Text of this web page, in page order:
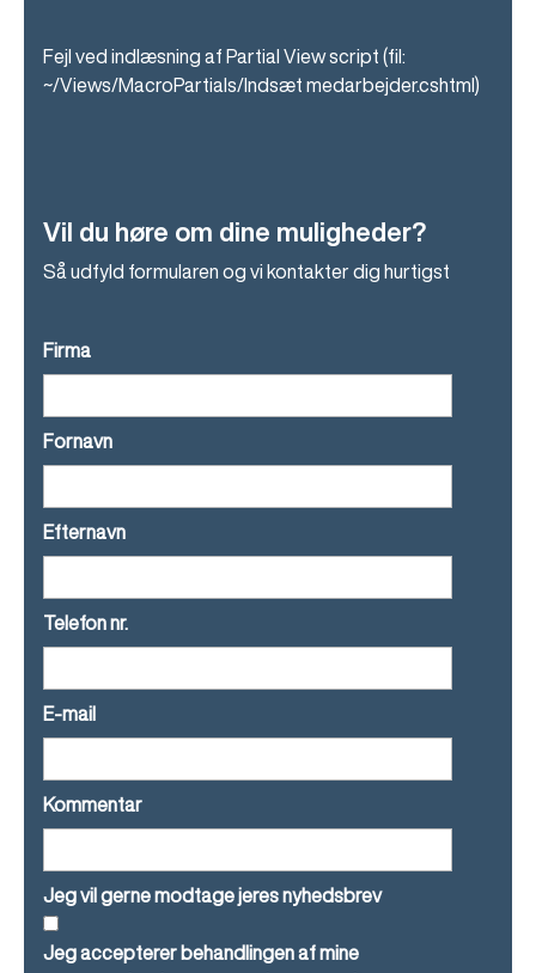
Fejl ved indlæsning af Partial View script (fil:
~/Views/MacroPartials/Indsæt medarbejder.cshtml)
Vil du høre om dine muligheder?
Så udfyld formularen og vi kontakter dig hurtigst
Firma
Fornavn
Efternavn
Telefon nr.
E-mail
Kommentar
Jeg vil gerne modtage jeres nyhedsbrev
Jeg accepterer behandlingen af mine